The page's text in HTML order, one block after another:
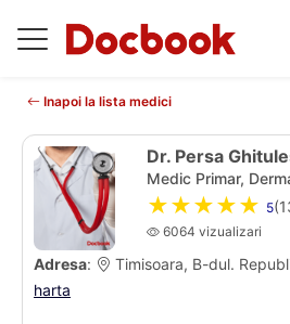
Inapoi la lista medici
Dr. Persa
Medic Primar,
★★★★★ 5(
6064 vizualizari
Adresa: Timisoara, B-dul.
harta